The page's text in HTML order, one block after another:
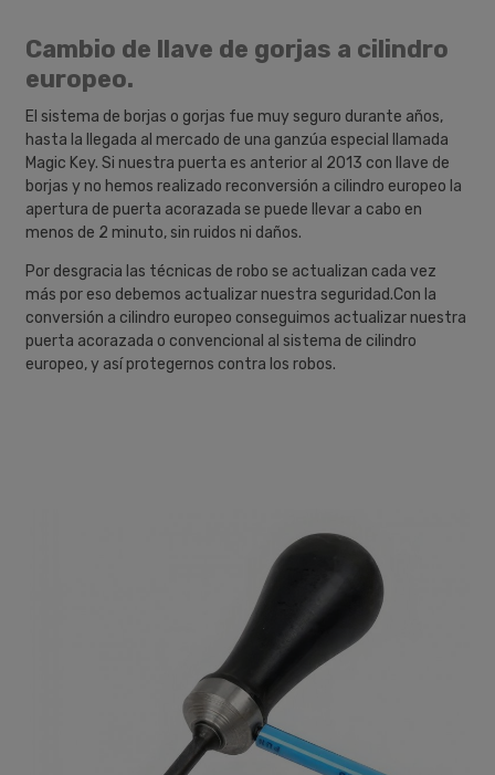
Cambio de llave de gorjas a cilindro
europeo.
El sistema de borjas o gorjas fue muy seguro durante años,
hasta la llegada al mercado de una ganzúa especial llamada
Magic Key. Si nuestra puerta es anterior al 2013 con llave de
borjas y no hemos realizado reconversión a cilindro europeo la
apertura de puerta acorazada se puede llevar a cabo en
menos de 2 minuto, sin ruidos ni daños.
Por desgracia las técnicas de robo se actualizan cada vez
más por eso debemos actualizar nuestra seguridad.Con la
conversión a cilindro europeo conseguimos actualizar nuestra
puerta acorazada o convencional al sistema de cilindro
europeo, y así protegernos contra los robos.